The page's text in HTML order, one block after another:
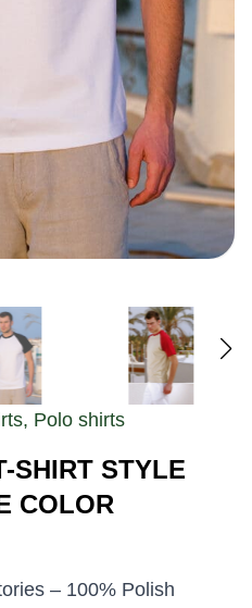
Polo shirts
SHIRT STYLE
COLOR
– 100% Polish